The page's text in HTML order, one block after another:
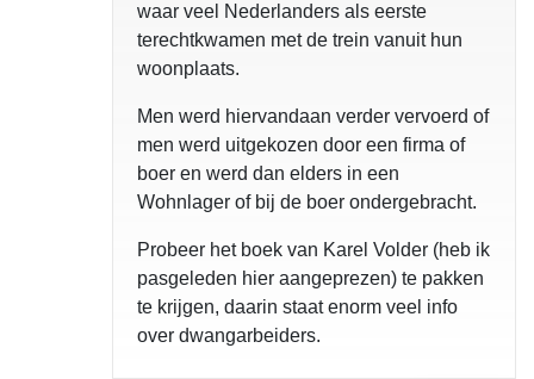
waar veel Nederlanders als eerste
terechtkwamen met de trein vanuit hun
woonplaats.
Men werd hiervandaan verder vervoerd of
men werd uitgekozen door een firma of
boer en werd dan elders in een
Wohnlager of bij de boer ondergebracht.
Probeer het boek van Karel Volder (heb ik
pasgeleden hier aangeprezen) te pakken
te krijgen, daarin staat enorm veel info
over dwangarbeiders.